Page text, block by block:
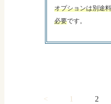
オプションは別途
必要です。
< 1 2